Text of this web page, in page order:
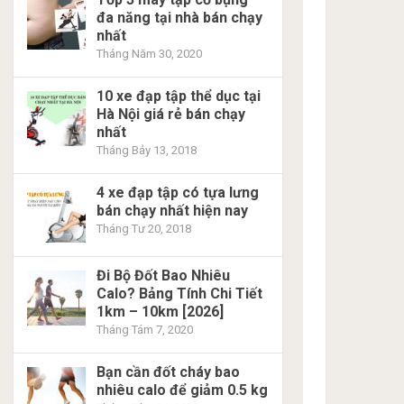
đa năng tại nhà bán chạy
nhất
Tháng Năm 30, 2020
10 xe đạp tập thể dục tại
Hà Nội giá rẻ bán chạy
nhất
Tháng Bảy 13, 2018
4 xe đạp tập có tựa lưng
bán chạy nhất hiện nay
Tháng Tư 20, 2018
Đi Bộ Đốt Bao Nhiêu
Calo? Bảng Tính Chi Tiết
1km – 10km [2026]
Tháng Tám 7, 2020
Bạn cần đốt cháy bao
nhiêu calo để giảm 0.5 kg